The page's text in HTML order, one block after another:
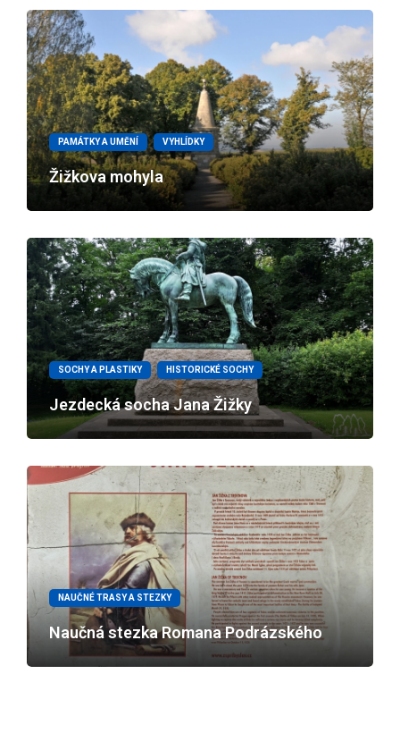
PAMÁTKY A UMĚNÍ VYHLÍDKY
Žižkova mohyla
SOCHY A PLASTIKY HISTORICKÉ SOCHY
Jezdecká socha Jana Žižky
NAUČNÉ TRASY A STEZKY
Naučná stezka Romana Podrázského